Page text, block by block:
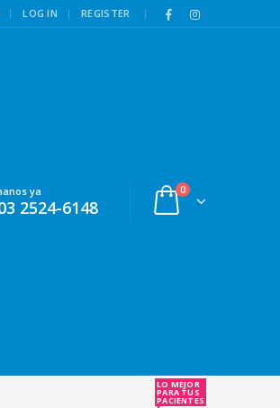
LOG IN REGISTER |
ya
2524-6148
0
LO MEJOR
PARA TUS
PACIENTES